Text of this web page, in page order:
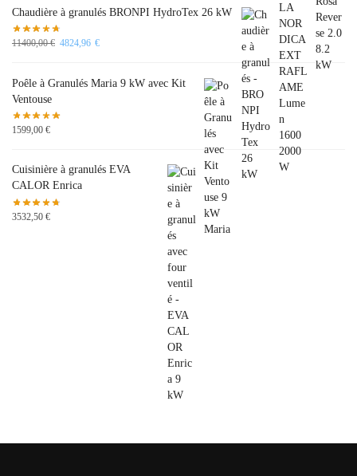
Chaudière à granulés BRONPI HydroTex 26 kW
11400,00€ 4824,96 €
Poêle à Granulés Maria 9 kW avec Kit
Ventouse
1599,00 €
Cuisinière à granulés EVA
CALOR Enrica
3532,50 €